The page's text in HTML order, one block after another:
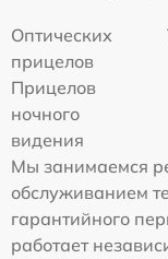
Оптических
прицелов
Прицелов
ночного
видения
Мы занимаемся
обслуживанием
гарантийного
работает